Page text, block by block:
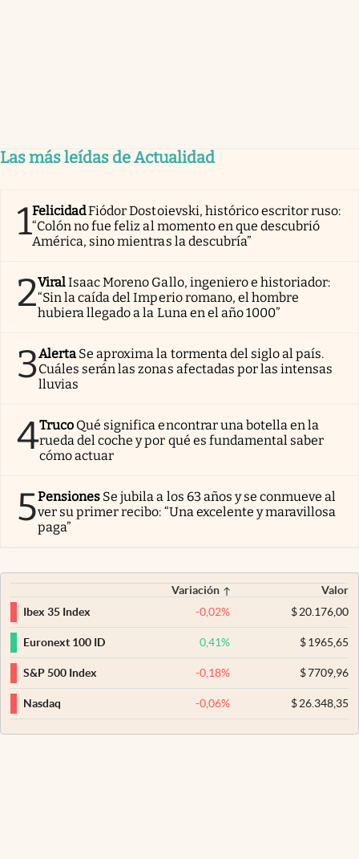
Las más leídas de Actualidad
1FelicidadFiódor Dostoievski, histórico escritor ruso:
“Colón no fue feliz al momento en que descubrió
América, sino mientras la descubría”
2ViralIsaac Moreno Gallo, ingeniero e historiador:
“Sin la caída del Imperio romano, el hombre
hubiera llegado a la Luna en el año 1000”
3Alerta Se aproxima la tormenta del siglo al país.
Cuáles serán las zonas afectadas por las intensas
lluvias
4Truco Qué significa encontrar una botella en la
rueda del coche y por qué es fundamental saber
cómo actuar
5Pensiones Se jubila a los 63 años y se conmueve al
ver su primer recibo: “Una excelente y maravillosa
paga”
Variación
Valor
Ibex 35 Index
-0,02% $20.176,00
Euronext 100 ID 0,41% $1965,65
S&P 500 Index -0,18% $7709,96
Nasdaq -0,06% $26.348,35